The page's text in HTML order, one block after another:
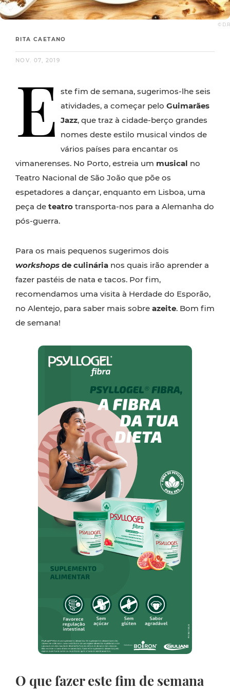
© D.R
RITA CAETANO
NOV. 07, 2019
E ste fim de semana, sugerimos-lhe seis
atividades, a começar pelo Guimarães
Jazz, que traz à cidade-berço grandes
nomes deste estilo musical vindos de
vários países para encantar os
vimanerenses. No Porto, estreia um musical no
Teatro Nacional de São João que põe os
espetadores a dançar, enquanto em Lisboa, uma
peça de teatro transporta-nos para a Alemanha do
pós-guerra.
Para os mais pequenos sugerimos dois
workshops de culinária nos quais irão aprender a
fazer pastéis de nata e tacos. Por fim,
recomendamos uma visita à Herdade do Esporão,
no Alentejo, para saber mais sobre azeite. Bom fim
de semana!
O que fazer este fim de semana